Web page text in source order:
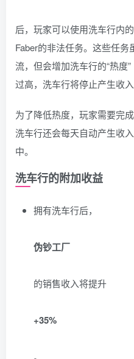
后，玩家可以使用洗车行内
Faber的非法任务。这些任
流，但会增加洗车行的“热度
过高，洗车行将停止产生收入
为了降低热度，玩家需要完
洗车行还会每天自动产生收
中。
洗车行的附加收益
拥有洗车行后，
伪钞工厂
的销售收入将提升
+35%
。